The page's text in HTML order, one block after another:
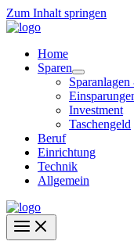
Zum Inhalt springen
Home
Sparen
Investment
Taschengeld
Beruf
Einrichtung
Technik
Allgemein